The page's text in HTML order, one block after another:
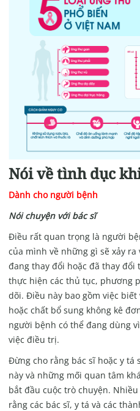
Nói về tình dục
Dành cho người bệnh
Nói chuyện với bác sĩ
Điều rất quan trọng là người
của mình về những gì sẽ xảy
đang thay đổi hoặc đã thay
thực hiện các thủ tục, phương
dõi. Điều này bao gồm việc
hoặc chất bổ sung không kê
người bệnh có thể đang dùng
việc điều trị.
Đừng cho rằng bác sĩ hoặc y tá
này và những mối quan tâm
bắt đầu cuộc trò chuyện.
rằng các bác sĩ, y tá và các